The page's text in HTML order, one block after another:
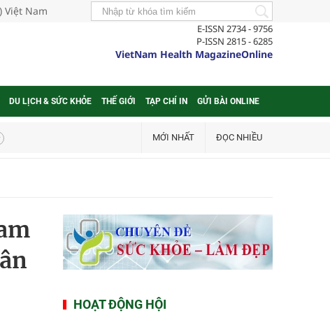
Việt Nam
E-ISSN 2734 - 9756
P-ISSN 2815 - 6285
VietNam Health MagazineOnline
DU LỊCH & SỨC KHỎE THẾ GIỚI TẠP CHÍ IN GỬI BÀI ONLINE
MỚI NHẤT ĐỌC NHIỀU
HOẠT ĐỘNG HỘI